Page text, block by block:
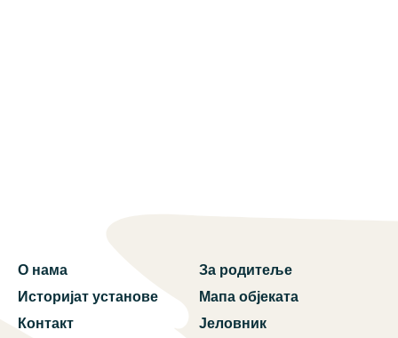
О нама
Историјат установе
Контакт
За родитеље
Мапа објеката
Јеловник